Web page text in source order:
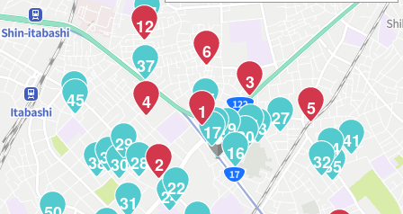
47
46
45
41
38
37
35
34
33
32
31
30
29
28
27
25
24
23
22
21
20
19
18
17
16
12
6
5
4
3
2
1